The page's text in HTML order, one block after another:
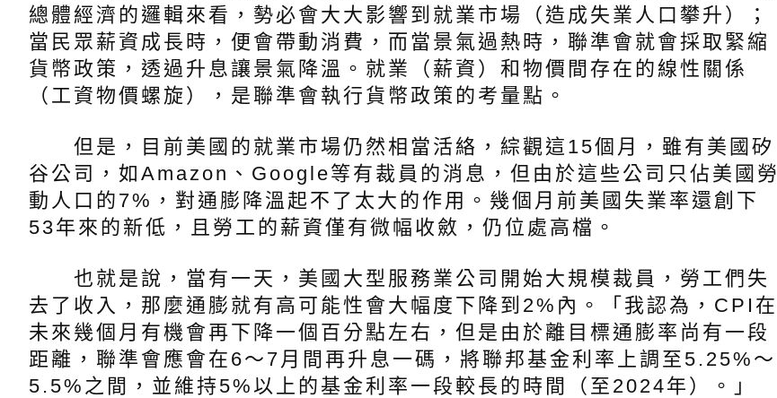
總體經濟的邏輯來看，勢必會大大影響到就業市場（造成失業人口攀升）；
當民眾薪資成長時，便會帶動消費，而當景氣過熱時，聯準會就會採取緊縮
貨幣政策，透過升息讓景氣降溫。就業（薪資）和物價間存在的線性關係
（工資物價螺旋），是聯準會執行貨幣政策的考量點。
但是，目前美國的就業市場仍然相當活絡，綜觀這15個月，雖有美國矽
谷公司，如Amazon、Google等有裁員的消息，但由於這些公司只佔美國勞
動人口的7%，對通膨降溫起不了太大的作用。幾個月前美國失業率還創下
53年來的新低，且勞工的薪資僅有微幅收斂，仍位處高檔。
也就是說，當有一天，美國大型服務業公司開始大規模裁員，勞工們失
去了收入，那麼通膨就有高可能性會大幅度下降到2%內。「我認為，CPI在
未來幾個月有機會再下降一個百分點左右，但是由於離目標通膨率尚有一段
距離，聯準會應會在6～7月間再升息一碼，將聯邦基金利率上調至5.25%～
5.5%之間，並維持5%以上的基金利率一段較長的時間（至2024年）。」